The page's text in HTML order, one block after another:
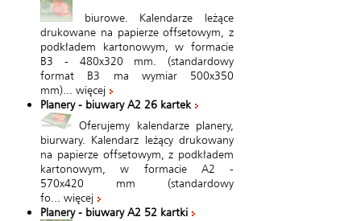
biurowe. Kalendarze leżące
drukowane na papierze offsetowym, z
podkładem kartonowym, w formacie
B3 - 480x320 mm. (standardowy
format B3 ma wymiar 500x350
mm)... więcej
Planery - biuwary A2 26 kartek
Oferujemy kalendarze planery,
biurwary. Kalendarz leżący drukowany
na papierze offsetowym, z podkładem
kartonowym, w formacie A2 -
570x420 mm (standardowy
fo... więcej
Planery - biuwary A2 52 kartki